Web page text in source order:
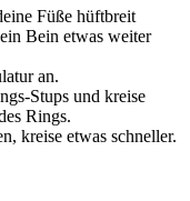
Füße hüftbreit
Bein etwas weiter
an.
Stups und kreise
Rings.
kreise etwas schneller.